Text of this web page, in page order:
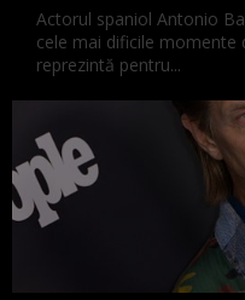
Actorul spaniol Antonio
cele mai dificile momente
reprezintă pentru...